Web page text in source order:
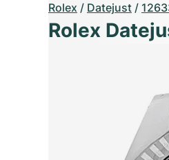
Rolex / Datejust /
Rolex